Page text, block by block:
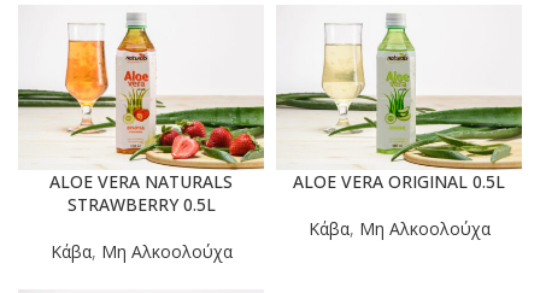
ALOE VERA NATURALS
STRAWBERRY 0.5L
Κάβα, Μη Αλκοολούχα
ALOE VERA ORIGINAL 0.5L
Κάβα, Μη Αλκοολούχα